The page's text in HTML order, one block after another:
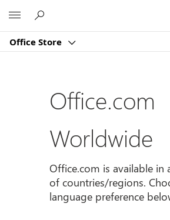
Office Store
Office.com
Worldwide
Office.com is available in
of countries/regions.
language preference